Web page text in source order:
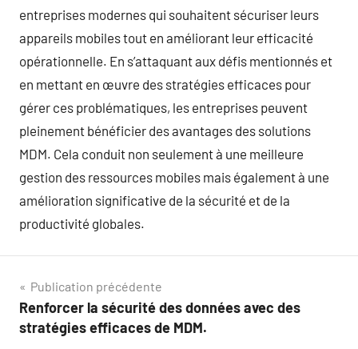
entreprises modernes qui souhaitent sécuriser leurs
appareils mobiles tout en améliorant leur efficacité
opérationnelle. En s’attaquant aux défis mentionnés et
en mettant en œuvre des stratégies efficaces pour
gérer ces problématiques, les entreprises peuvent
pleinement bénéficier des avantages des solutions
MDM. Cela conduit non seulement à une meilleure
gestion des ressources mobiles mais également à une
amélioration significative de la sécurité et de la
productivité globales.
Navigation
de
Publication précédente
Renforcer la sécurité des données avec des
stratégies efficaces de MDM.